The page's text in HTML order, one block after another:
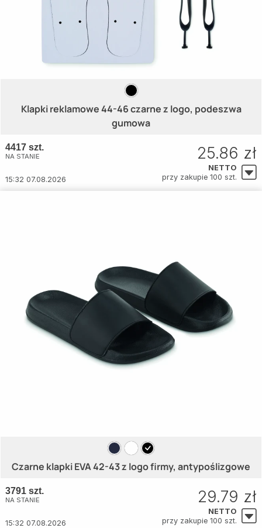
Klapki reklamowe 44-46 czarne z logo, podeszwa
gumowa
4417 szt.
NA STANIE
15:32 07.08.2026
25.86 zł
NETTO
przy zakupie 100 szt.
Czarne klapki EVA 42-43 z logo firmy, antypoślizgowe
3791 szt.
NA STANIE
15:32 07.08.2026
29.79 zł
NETTO
przy zakupie 100 szt.